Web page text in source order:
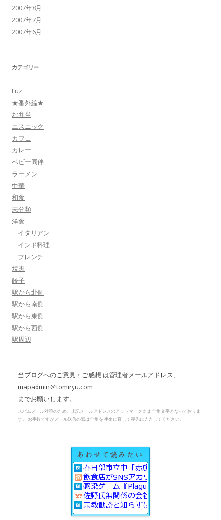
2007年8月
2007年7月
2007年6月
カテゴリー
Luz
★番外編★
お弁当
エスニック
カフェ
カレー
ベビー同伴
ラーメン
中華
和食
未分類
洋食
イタリアン
インド料理
フレンチ
焼肉
餃子
駅から北側
駅から南側
駅から東側
駅から西側
駅周辺
当ブログへのご意見・ご感想 は管理者メールアドレス、
mapadmin＠tomiryu.com
までお願いします。
スパムメール対策のため、上記メールアドレスのアットマーク＠は 全角文字となっておりま
す。 お手数ですがメール送信の際は全角を 半角に直して宛先に入力してください。